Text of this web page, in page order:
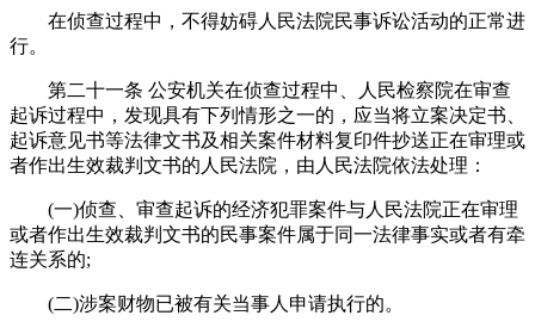
在侦查过程中，不得妨碍人民法院民事诉讼活动的正常进
行。
第二十一条 公安机关在侦查过程中、人民检察院在审查
起诉过程中，发现具有下列情形之一的，应当将立案决定书、
起诉意见书等法律文书及相关案件材料复印件抄送正在审理或
者作出生效裁判文书的人民法院，由人民法院依法处理：
(一)侦查、审查起诉的经济犯罪案件与人民法院正在审理
或者作出生效裁判文书的民事案件属于同一法律事实或者有牵
连关系的;
(二)涉案财物已被有关当事人申请执行的。